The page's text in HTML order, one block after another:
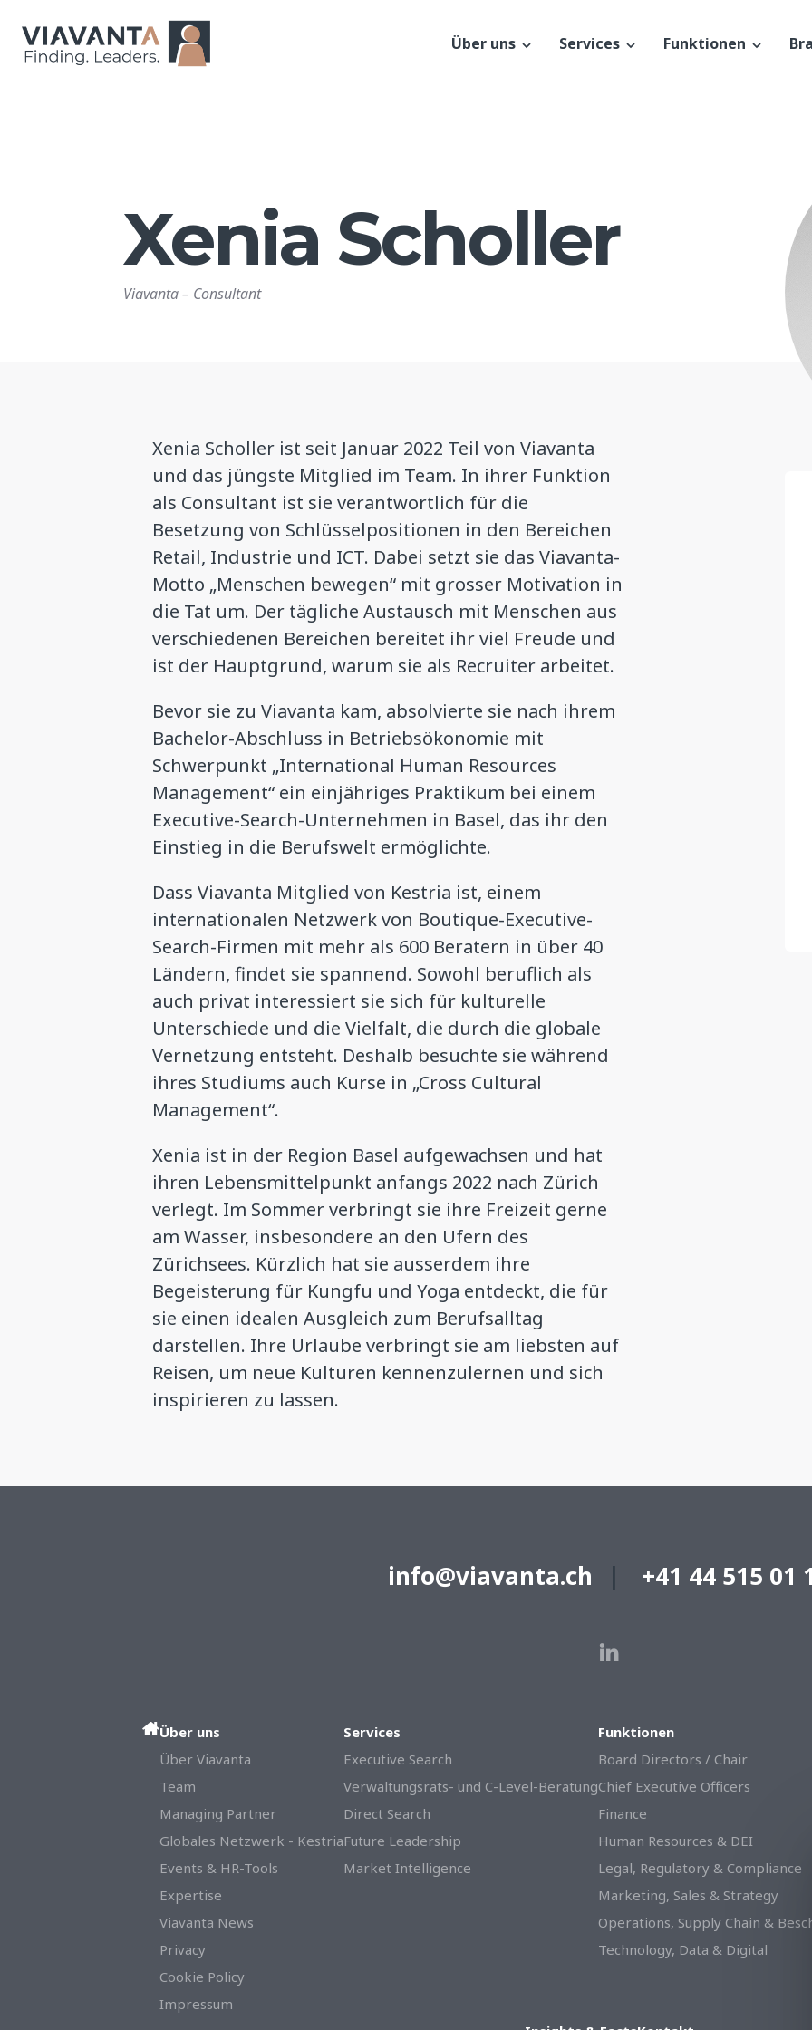
Über uns Services Funktionen
Xenia Scholler
Viavanta– Consultant
Xenia Scholler ist seit Januar 2022 Teil von Viavanta
und das jüngste Mitglied im Team. In ihrer Funktion
als Consultant ist sie verantwortlich für die
Besetzung von Schlüsselpositionen in den Bereichen
Retail, Industrie und ICT. Dabei setzt sie das Viavanta-
Motto „Menschen bewegen“ mit grosser Motivation in
die Tat um. Der tägliche Austausch mit Menschen aus
verschiedenen Bereichen bereitet ihr viel Freude und
ist der Hauptgrund, warum sie als Recruiter arbeitet.
Bevor sie zu Viavanta kam, absolvierte sie nach ihrem
Bachelor-Abschluss in Betriebsökonomie mit
Schwerpunkt „International Human Resources
Management“ ein einjähriges Praktikum bei einem
Executive-Search-Unternehmen in Basel, das ihr den
Einstieg in die Berufswelt ermöglichte.
Dass Viavanta Mitglied von Kestria ist, einem
internationalen Netzwerk von Boutique-Executive-
Search-Firmen mit mehr als 600 Beratern in über 40
Ländern, findet sie spannend. Sowohl beruflich als
auch privat interessiert sie sich für kulturelle
Unterschiede und die Vielfalt, die durch die globale
Vernetzung entsteht. Deshalb besuchte sie während
ihres Studiums auch Kurse in „Cross Cultural
Management“.
Xenia ist in der Region Basel aufgewachsen und hat
ihren Lebensmittelpunkt anfangs 2022 nach Zürich
verlegt. Im Sommer verbringt sie ihre Freizeit gerne
am Wasser, insbesondere an den Ufern des
Zürichsees. Kürzlich hat sie ausserdem ihre
Begeisterung für Kungfu und Yoga entdeckt, die für
sie einen idealen Ausgleich zum Berufsalltag
darstellen. Ihre Urlaube verbringt sie am liebsten auf
Reisen, um neue Kulturen kennenzulernen und sich
inspirieren zu lassen.
info@viavanta.ch +41 44 515 01
Über uns
Über Viavanta
Team
Managing Partner
Globales Netzwerk - Kestria
Events & HR-Tools
Expertise
Viavanta News
Privacy
Cookie Policy
Impressum
Services
Executive Search
Verwaltungsrats- und C-Level-Beratung
Direct Search
Future Leadership
Market Intelligence
Funktionen
Board Directors / Chair
Chief Executive Officers
Finance
Human Resources & DEI
Legal, Regulatory & Compliance
Marketing, Sales & Strategy
Operations, Supply Chain &
Technology, Data & Digital